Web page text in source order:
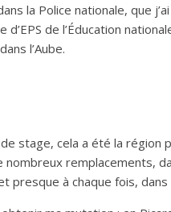
la Police nationale, que
d’EPS de l’Éducation
l’Aube.
stage, cela a été la
remplacements,
presque à chaque fois,